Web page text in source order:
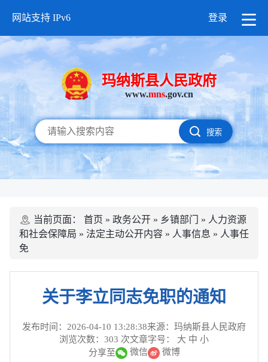
网站支持 IPv6 登录
玛纳斯县人民政府
www.mns.gov.cn
搜索
当前页面： 首页 » 政务公开 » 乡镇部门 » 人力资源
和社会保障局 » 法定主动公开内容 » 人事信息 » 人事任
免
关于李立同志免职的通知
发布时间：2026-04-10 13:28:38来源：玛纳斯县人民政府
浏览次数： 303 次文章字号： 大 中 小
分享至
微信 微博